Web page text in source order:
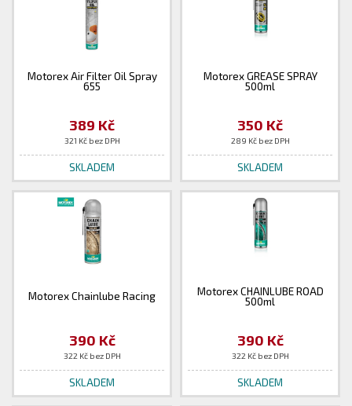
Motorex Air Filter Oil Spray
655
389 Kč
321 Kč bez DPH
SKLADEM
Motorex GREASE SPRAY
500ml
350 Kč
289 Kč bez DPH
SKLADEM
Motorex Chainlube Racing
390 Kč
322 Kč bez DPH
SKLADEM
Motorex CHAINLUBE ROAD
500ml
390 Kč
322 Kč bez DPH
SKLADEM